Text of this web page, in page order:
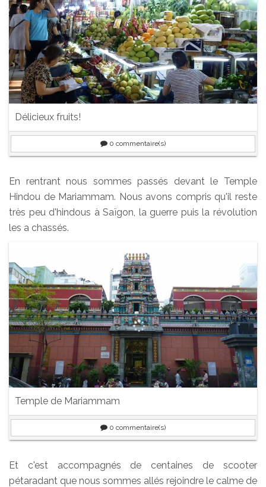
Délicieux fruits!
0 commentaire(s)
En rentrant nous sommes passés devant le Temple
Hindou de Mariammam. Nous avons compris qu'il reste
très peu d'hindous à Saïgon, la guerre puis la révolution
les a chassés.
Temple de Mariammam
0 commentaire(s)
Et c'est accompagnés de centaines de scooter
pétaradant que nous sommes allés rejoindre le calme de